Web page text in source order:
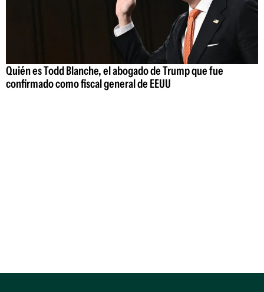
Quién es Todd Blanche, el abogado de Trump que fue
confirmado como fiscal general de EEUU